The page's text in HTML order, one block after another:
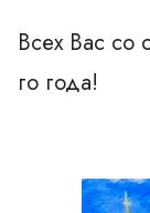
Всех Вас со
го года!